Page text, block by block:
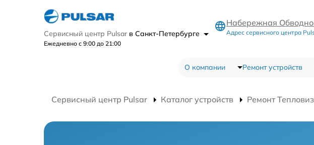
Сервисный центр Pulsar в Санкт-Петербурге
Ежедневно с 9:00 до 21:00
Набережная
Адрес сервисного центра
О компании Ремонт устройств
Сервисный центр Pulsar Каталог устройств Ремонт